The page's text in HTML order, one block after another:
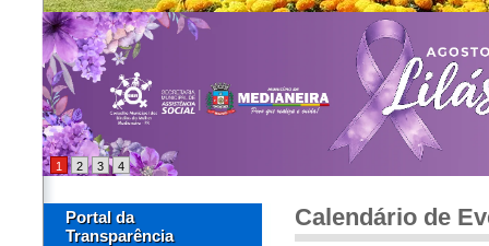
CONHEÇA MEDIANEIRA
1 2 3 4
Portal da
Transparência
Calendário de